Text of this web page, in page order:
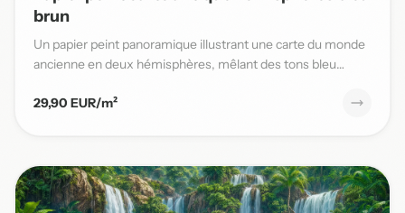
brun
Un papier peint panoramique illustrant une carte du monde
ancienne en deux hémisphères, mêlant des tons bleu
29,90 EUR/m²